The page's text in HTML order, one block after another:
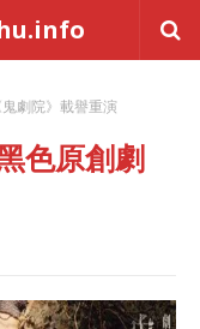
劇院》載譽重演
色原創劇